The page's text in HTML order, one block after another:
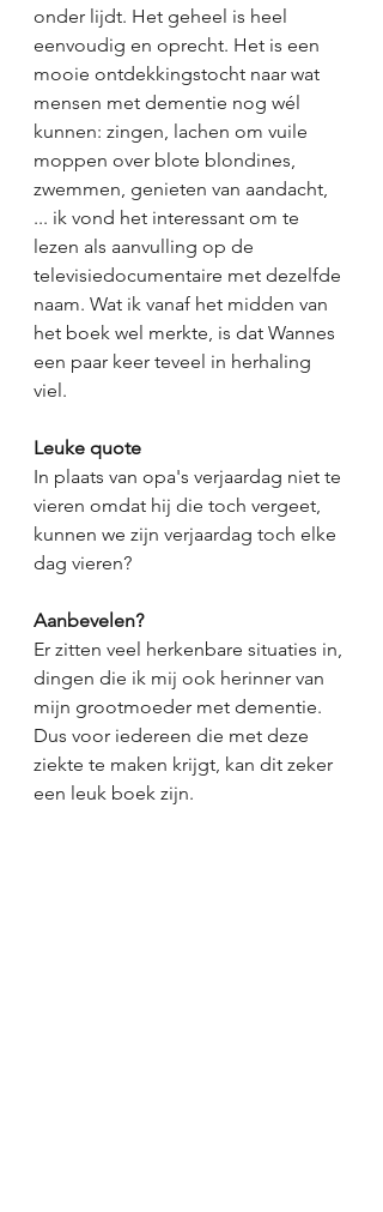
onder lijdt. Het geheel is heel
eenvoudig en oprecht. Het is een
mooie ontdekkingstocht naar wat
mensen met dementie nog wél
kunnen: zingen, lachen om vuile
moppen over blote blondines,
zwemmen, genieten van aandacht,
... ik vond het interessant om te
lezen als aanvulling op de
televisiedocumentaire met dezelfde
naam. Wat ik vanaf het midden van
het boek wel merkte, is dat Wannes
een paar keer teveel in herhaling
viel.
Leuke quote
In plaats van opa's verjaardag niet te
vieren omdat hij die toch vergeet,
kunnen we zijn verjaardag toch elke
dag vieren?
Aanbevelen?
Er zitten veel herkenbare situaties in,
dingen die ik mij ook herinner van
mijn grootmoeder met dementie.
Dus voor iedereen die met deze
ziekte te maken krijgt, kan dit zeker
een leuk boek zijn.